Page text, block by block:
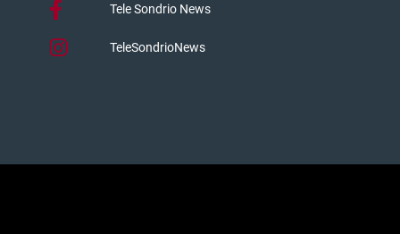
Tele Sondrio News
TeleSondrioNews